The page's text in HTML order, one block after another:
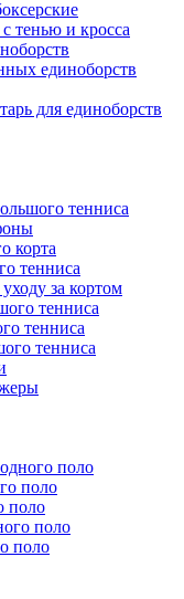
тенью и кросса
единоборств
для единоборств
тенниса
корта
тенниса
за кортом
тенниса
тенниса
тенниса
поло
поло
поло
поло
поло